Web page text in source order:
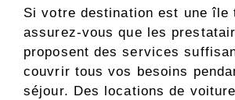
Si votre destination est une île
assurez-vous que les
proposent des services
couvrir tous vos besoins
séjour. Des locations de